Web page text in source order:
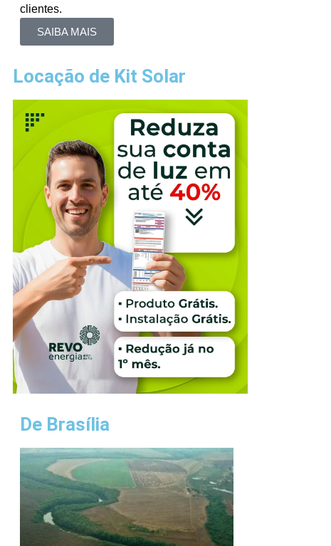
clientes.
SAIBA MAIS
Locação de Kit Solar
De Brasília